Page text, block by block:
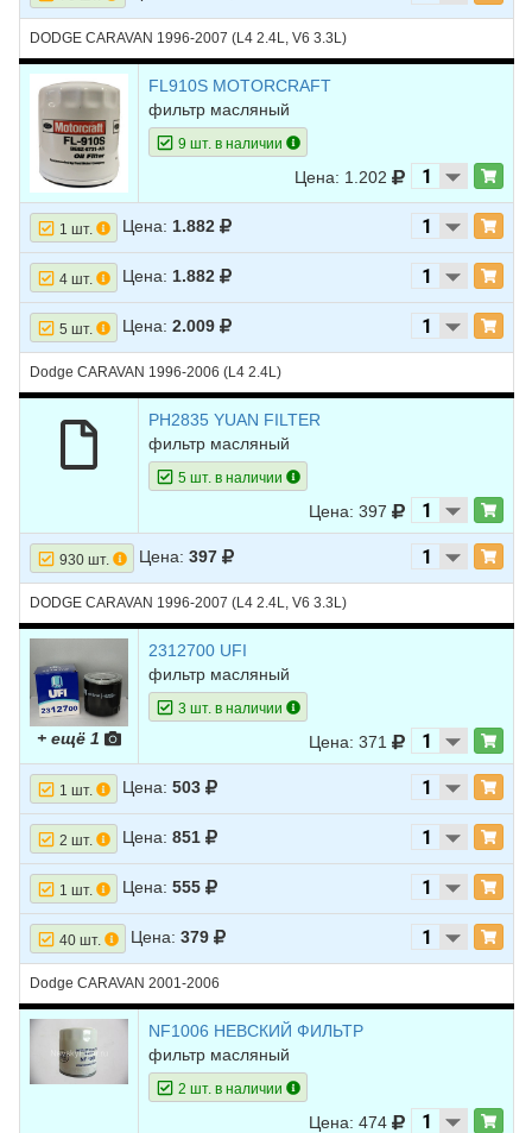
DODGE CARAVAN 1996-2007 (L4 2.4L, V6 3.3L)
FL910S MOTORCRAFT
фильтр масляный
9 шт. в наличии
Цена: 1.202
1 шт. Цена: 1.882
4 шт. Цена: 1.882
5 шт. Цена: 2.009
Dodge CARAVAN 1996-2006 (L4 2.4L)
PH2835 YUAN FILTER
фильтр масляный
5 шт. в наличии
Цена: 397
930 шт. Цена: 397
DODGE CARAVAN 1996-2007 (L4 2.4L, V6 3.3L)
+ ещё 1
2312700 UFI
фильтр масляный
3 шт. в наличии
Цена: 371
1 шт. Цена: 503
2 шт. Цена: 851
1 шт. Цена: 555
40 шт. Цена: 379
Dodge CARAVAN 2001-2006
NF1006 НЕВСКИЙ ФИЛЬТР
фильтр масляный
2 шт. в наличии
Цена: 474